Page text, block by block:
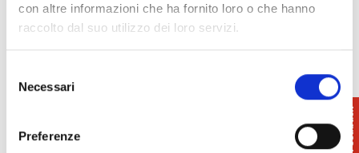
con altre informazioni che ha fornito loro o che hanno
raccolto dal suo utilizzo dei loro servizi.
delNecessari
Preferenze
diventa altro" al Palazzo Senza Tempo -
07/08/2026 - 25/10/2026 - 9:00 - 19:00
Mostre e visite guidate al Museo Kienerk |
Apertura estiva Badia Camaldolese | Volterra
Viaggio nel mondo del sale: la Salina Locatelli |
Saline di Volterra
- 07/08/2026 - 30/08/2026 -